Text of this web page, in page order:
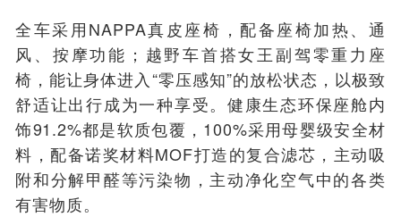
全车采用NAPPA真皮座椅，配备座椅加热、通
风、按摩功能；越野车首搭女王副驾零重力座
椅，能让身体进入“零压感知”的放松状态，以极致
舒适让出行成为一种享受。健康生态环保座舱内
饰91.2%都是软质包覆，100%采用母婴级安全材
料，配备诺奖材料MOF打造的复合滤芯，主动吸
附和分解甲醛等污染物，主动净化空气中的各类
有害物质。